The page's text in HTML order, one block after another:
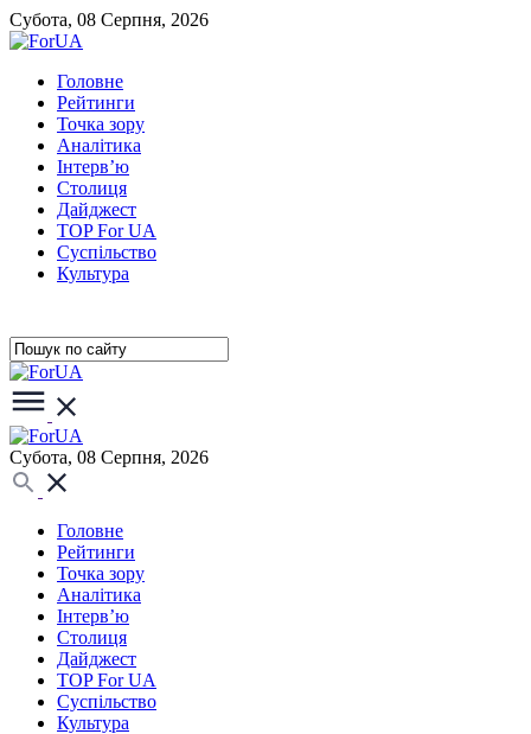
Субота, 08 Серпня, 2026
Головне
Рейтинги
Точка зору
Аналітика
Інтерв’ю
Столиця
Дайджест
TOP For UA
Суспiльство
Культура
Субота, 08 Серпня, 2026
Головне
Рейтинги
Точка зору
Аналітика
Інтерв’ю
Столиця
Дайджест
TOP For UA
Суспiльство
Культура